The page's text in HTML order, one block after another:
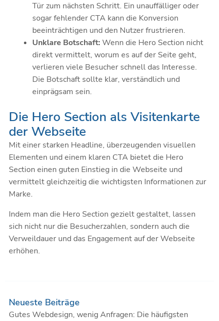
Neueste Beiträge
Gutes Webdesign, wenig Anfragen: Die häufigsten
Tür zum nächsten Schritt. Ein unauffälliger oder
sogar fehlender CTA kann die Konversion
beeinträchtigen und den Nutzer frustrieren.
Unklare Botschaft: Wenn die Hero Section nicht
direkt vermittelt, worum es auf der Seite geht,
verlieren viele Besucher schnell das Interesse.
Die Botschaft sollte klar, verständlich und
einprägsam sein.
Die Hero Section als Visitenkarte
der Webseite
Mit einer starken Headline, überzeugenden visuellen
Elementen und einem klaren CTA bietet die Hero
Section einen guten Einstieg in die Webseite und
vermittelt gleichzeitig die wichtigsten Informationen zur
Marke.
Indem man die Hero Section gezielt gestaltet, lassen
sich nicht nur die Besucherzahlen, sondern auch die
Verweildauer und das Engagement auf der Webseite
erhöhen.